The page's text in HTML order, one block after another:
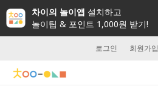
차이의 놀이앱 설치하고
놀이팁 & 포인트 1,000원 받기!
로그인 회원가입